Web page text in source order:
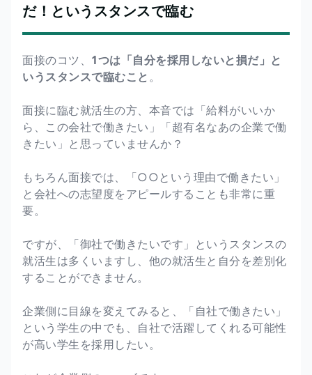
だ！というスタンスで臨む
面接のコツ、 1つは「自分を採用しないと損だ」と
いうスタンスで臨むこと。
面接に臨む就活生の方、本音では「給料がいいか
ら、この会社で働きたい」「超有名なあの企業で働
きたい」と思っていませんか？
もちろん面接では、「○○という理由で働きたい」
と会社への志望度をアピールすることも非常に重
要。
ですが、「御社で働きたいです」というスタンスの
就活生は多くいますし、他の就活生と自分を差別化
することができません。
企業側に目線を変えてみると、「自社で働きたい」
という学生の中でも、自社で活躍してくれる可能性
が高い学生を採用したい。